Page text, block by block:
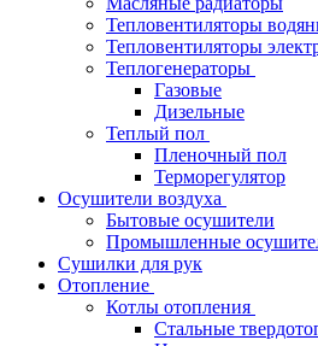
Тепловентиляторы
Тепловентиляторы
Теплогенераторы
Газовые
Дизельные
Теплый пол
Пленочный пол
Терморегулятор
Осушители воздуха
Бытовые осушители
Промышленные
Сушилки для рук
Отопление
Котлы отопления
Стальные